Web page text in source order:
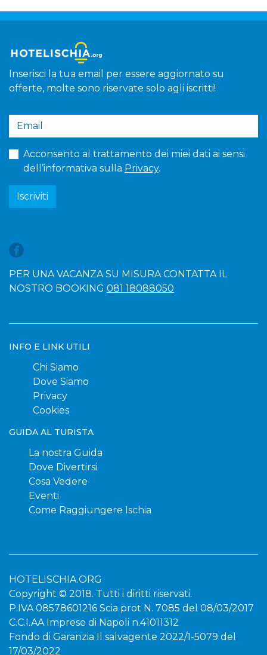
Inserisci la tua email per essere aggiornato su
offerte, molte sono riservate solo agli iscritti!
Acconsento al trattamento dei miei dati ai sensi
dell’informativa sulla Privacy.
Iscriviti
PER UNA VACANZA SU MISURA CONTATTA IL
NOSTRO BOOKING 081 18088050
INFO E LINK UTILI
Chi Siamo
Dove Siamo
Privacy
Cookies
GUIDA AL TURISTA
La nostra Guida
Dove Divertirsi
Cosa Vedere
Eventi
Come Raggiungere Ischia
HOTELISCHIA.ORG
Copyright © 2018. Tutti i diritti riservati.
P.IVA 08578601216 Scia prot N. 7085 del 08/03/2017
C.C.I.AA Imprese di Napoli n.41011312
Fondo di Garanzia Il salvagente 2022/1-5079 del
17/03/2022